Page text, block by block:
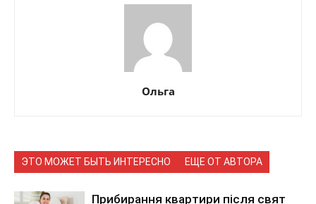
Ольга
ЭТО МОЖЕТ БЫТЬ ИНТЕРЕСНО ЕЩЕ ОТ АВТОРА
Прибирання квартири після свят